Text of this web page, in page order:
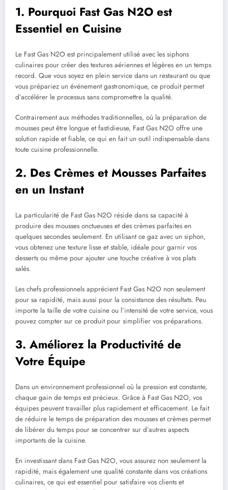
1. Pourquoi Fast Gas N2O est
Essentiel en Cuisine
Le Fast Gas N2O est principalement utilisé avec les siphons
culinaires pour créer des textures aériennes et légères en un temps
record. Que vous soyez en plein service dans un restaurant ou que
vous prépariez un événement gastronomique, ce produit permet
d’accélérer le processus sans compromettre la qualité.
Contrairement aux méthodes traditionnelles, où la préparation de
mousses peut être longue et fastidieuse, Fast Gas N2O offre une
solution rapide et fiable, ce qui en fait un outil indispensable dans
toute cuisine professionnelle.
2. Des Crèmes et Mousses Parfaites
en un Instant
La particularité de Fast Gas N2O réside dans sa capacité à
produire des mousses onctueuses et des crèmes parfaites en
quelques secondes seulement. En utilisant ce gaz avec un siphon,
vous obtenez une texture lisse et stable, idéale pour garnir vos
desserts ou même pour ajouter une touche créative à vos plats
salés.
Les chefs professionnels apprécient Fast Gas N2O non seulement
pour sa rapidité, mais aussi pour la consistance des résultats. Peu
importe la taille de votre cuisine ou l’intensité de votre service, vous
pouvez compter sur ce produit pour simplifier vos préparations.
3. Améliorez la Productivité de
Votre Équipe
Dans un environnement professionnel où la pression est constante,
chaque gain de temps est précieux. Grâce à Fast Gas N2O, vos
équipes peuvent travailler plus rapidement et efficacement. Le fait
de réduire le temps de préparation des mousses et crèmes permet
de libérer du temps pour se concentrer sur d’autres aspects
importants de la cuisine.
En investissant dans Fast Gas N2O, vous assurez non seulement la
rapidité, mais également une qualité constante dans vos créations
culinaires, ce qui est essentiel pour satisfaire vos clients et